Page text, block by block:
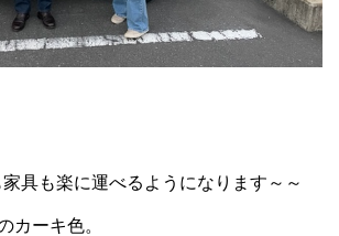
具も楽に運べるようになります～～
カーキ色。